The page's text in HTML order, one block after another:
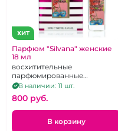
ХИТ
Парфюм "Silvana" женские
18 мл
восхитительные
парфюмированные
композиции для
привлечения мужчин,
ароматы в ассортименте, 18
мл
В наличии: 11 шт.
800 pуб.
В корзину